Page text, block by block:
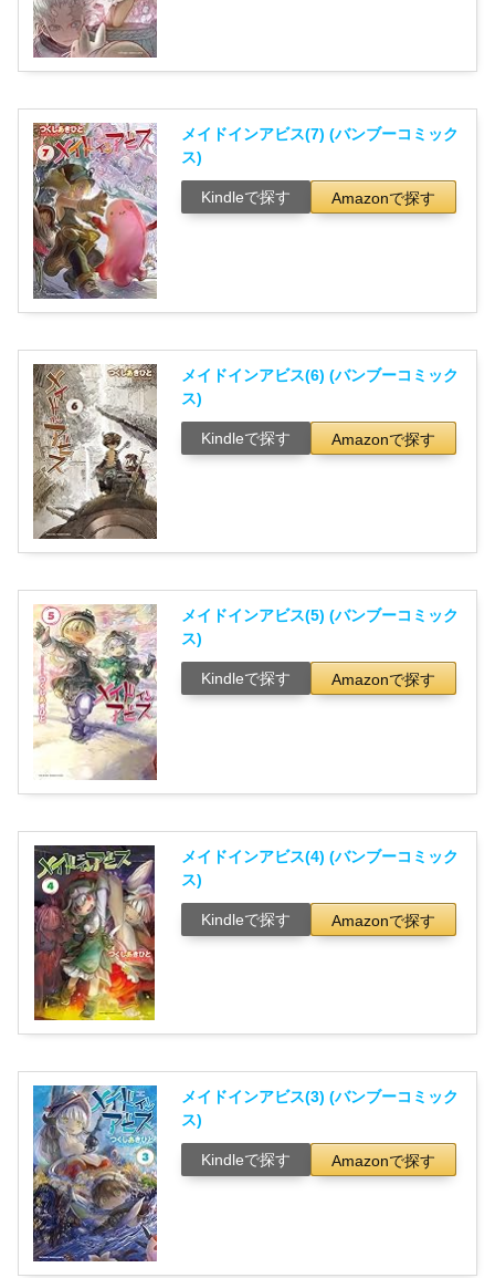
メイドインアビス(7) (バンブーコミック
ス)
Kindleで探す Amazonで探す
メイドインアビス(6) (バンブーコミック
ス)
Kindleで探す Amazonで探す
メイドインアビス(5) (バンブーコミック
ス)
Kindleで探す Amazonで探す
メイドインアビス(4) (バンブーコミック
ス)
Kindleで探す Amazonで探す
メイドインアビス(3) (バンブーコミック
ス)
Kindleで探す Amazonで探す